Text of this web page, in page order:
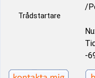
Trådstartare
/
-